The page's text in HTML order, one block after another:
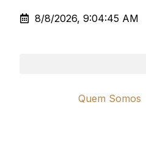
8/8/2026, 9:04:45 AM
Quem Somos